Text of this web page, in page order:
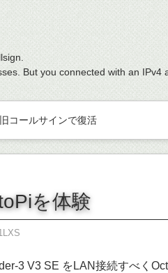
But you connected with an
旧コールサインで復活
を体験
3 V3 SE をLAN接続すべく